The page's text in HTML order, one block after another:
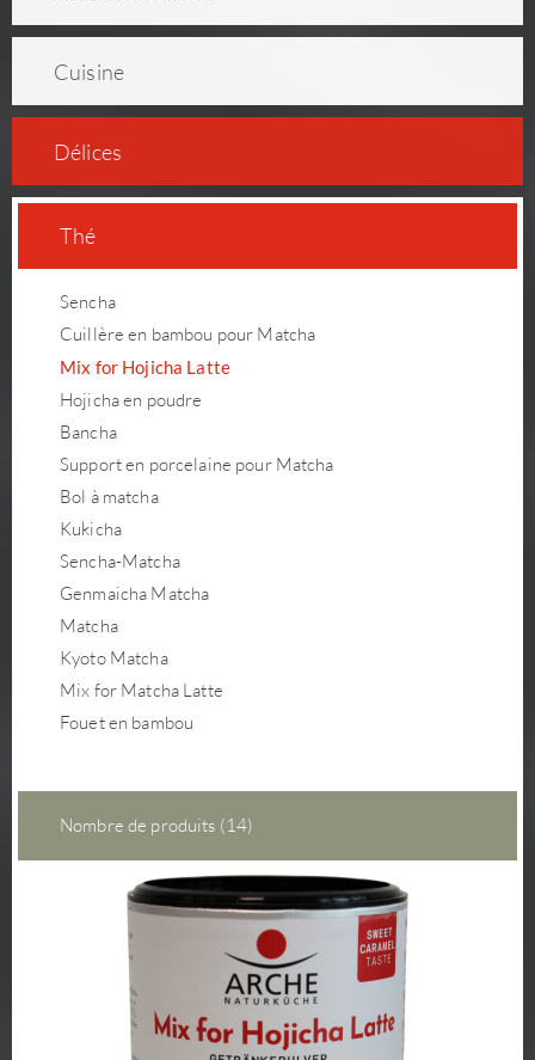
Cuisine
Délices
Thé
Sencha
Cuillère en bambou pour Matcha
Mix for Hojicha Latte
Hojicha en poudre
Bancha
Support en porcelaine pour Matcha
Bol à matcha
Kukicha
Sencha-Matcha
Genmaicha Matcha
Matcha
Kyoto Matcha
Mix for Matcha Latte
Fouet en bambou
Nombre de produits (14)